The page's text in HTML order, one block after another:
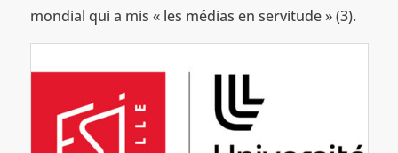
mondial qui a mis « les médias en servitude » (3).